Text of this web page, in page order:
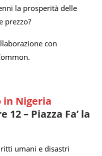
la prosperità delle
prezzo?
con
Nigeria
– Piazza Fa’ la
umani e disastri